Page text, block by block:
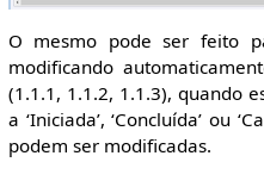
O mesmo pode ser feito
modificando
(1.1.1, 1.1.2, 1.1.3), quando
a ‘Iniciada’, ‘Concluída’ ou
podem ser modificadas.